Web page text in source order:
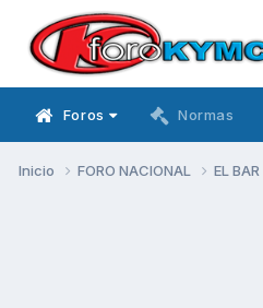
Foros Normas
Inicio FORO NACIONAL EL BAR